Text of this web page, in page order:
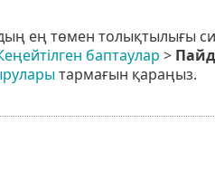
ең төмен толықтылығы
баптаулар >
тармағын қараңыз.